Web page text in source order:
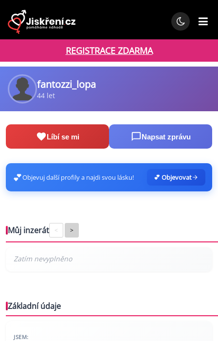
REGISTRACE ZDARMA
fantozzi_lopa
44 let
Líbí se mi Napsat zprávu
💕Objevuj další profily a najdi svou lásku! 💕 Objevovat
Můj inzerát < >
Základní údaje
JSEM: